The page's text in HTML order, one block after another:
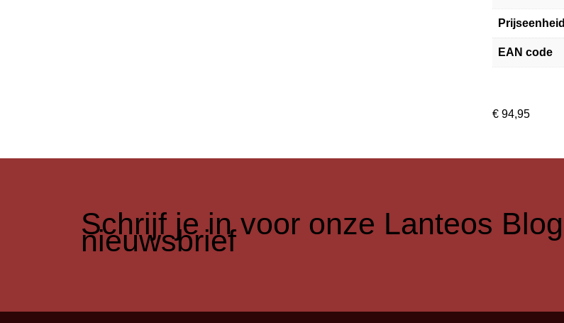
Prijseenheid
EAN code
€ 94,95
​Schrijf je in voor onze Lanteos Blog
nieuwsbrief